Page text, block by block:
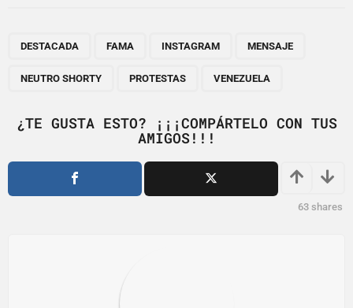
i
o
DESTACADA FAMA INSTAGRAM MENSAJE
NEUTRO SHORTY PROTESTAS VENEZUELA
¿TE GUSTA ESTO? ¡¡¡COMPÁRTELO CON TUS
AMIGOS!!!
63 shares